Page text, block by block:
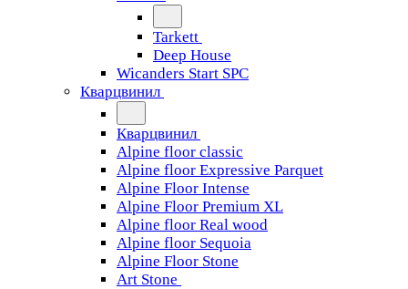
Tarkett
Deep House
Wicanders Start SPC
Кварцвинил
Кварцвинил
Alpine floor classic
Alpine floor Expressive Parquet
Alpine Floor Intense
Alpine Floor Premium XL
Alpine floor Real wood
Alpine floor Sequoia
Alpine Floor Stone
Art Stone